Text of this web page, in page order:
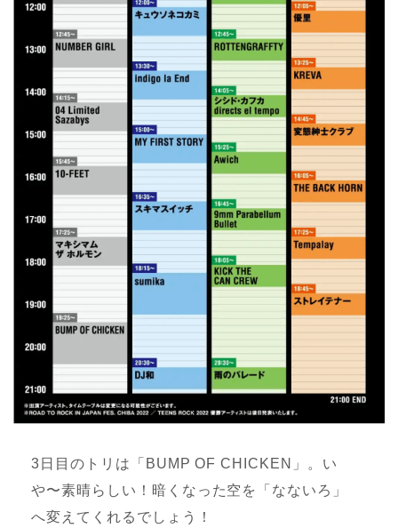
3日目のトリは「BUMP OF CHICKEN」。い
や〜素晴らしい！暗くなった空を「なないろ」
へ変えてくれるでしょう！